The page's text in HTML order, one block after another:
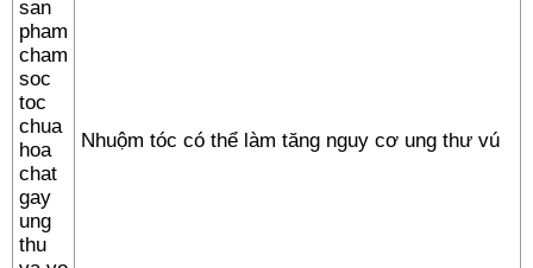
Nhuộm tóc có thể làm tăng nguy cơ ung thư vú